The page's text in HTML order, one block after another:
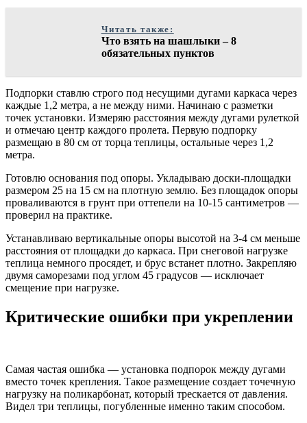
Читать также:
Что взять на шашлыки – 8
обязательных пунктов
Подпорки ставлю строго под несущими дугами каркаса через
каждые 1,2 метра, а не между ними. Начинаю с разметки
точек установки. Измеряю расстояния между дугами рулеткой
и отмечаю центр каждого пролета. Первую подпорку
размещаю в 80 см от торца теплицы, остальные через 1,2
метра.
Готовлю основания под опоры. Укладываю доски-площадки
размером 25 на 15 см на плотную землю. Без площадок опоры
проваливаются в грунт при оттепели на 10-15 сантиметров —
проверил на практике.
Устанавливаю вертикальные опоры высотой на 3-4 см меньше
расстояния от площадки до каркаса. При снеговой нагрузке
теплица немного просядет, и брус встанет плотно. Закрепляю
двумя саморезами под углом 45 градусов — исключает
смещение при нагрузке.
Критические ошибки при укреплении
Самая частая ошибка — установка подпорок между дугами
вместо точек крепления. Такое размещение создает точечную
нагрузку на поликарбонат, который трескается от давления.
Видел три теплицы, погубленные именно таким способом.